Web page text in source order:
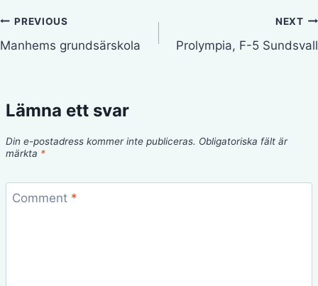
Inläggsnavigering
PREVIOUS
Manhems grundsärskola
NEXT
Prolympia, F-5 Sundsvall
Lämna ett svar
Din e-postadress kommer inte publiceras. Obligatoriska fält är
märkta *
Comment *